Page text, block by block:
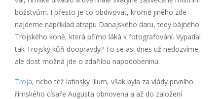
božstvům. I přesto je co obdivovat, kromě jiného zde
najdeme například atrapu Danajského daru, tedy bájného
Trojského koně, která přímo láká k fotografování. Vypadal
tak Trojský kůň doopravdy? To se asi dnes už nedozvíme,
ale dost možná jde o zdařilou napodobeninu.
Troja, nebo též latinsky Ilium, však byla za vlády prvního
římského císaře Augusta obnovena a až do založení